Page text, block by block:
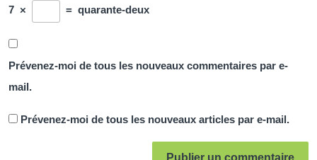
7 × = quarante-deux
Prévenez-moi de tous les nouveaux commentaires par e-
mail.
Prévenez-moi de tous les nouveaux articles par e-mail.